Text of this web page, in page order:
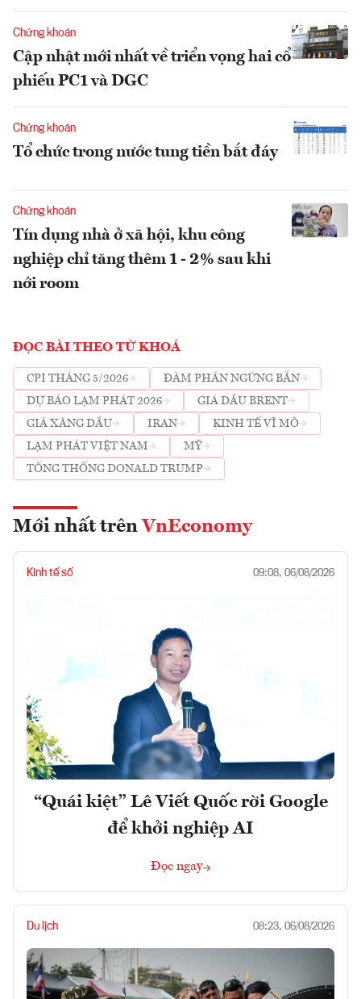
Chứng khoán
Cập nhật mới nhất về triển vọng hai cổ
phiếu PC1 và DGC
Chứng khoán
Tổ chức trong nước tung tiền bắt đáy
Chứng khoán
Tín dụng nhà ở xã hội, khu công
nghiệp chỉ tăng thêm 1 - 2% sau khi
nới room
ĐỌC BÀI THEO TỪ KHOÁ
CPI THÁNG 5/2026
ĐÀM PHÁN NGỪNG BẮN
DỰ BÁO LẠM PHÁT 2026
GIÁ DẦU BRENT
GIÁ XĂNG DẦU
IRAN
KINH TẾ VĨ MÔ
LẠM PHÁT VIỆT NAM
MỸ
TỔNG THỐNG DONALD TRUMP
Mới nhất trên VnEconomy
Kinh tế số 09:08, 06/08/2026
“Quái kiệt” Lê Viết Quốc rời Google
để khởi nghiệp AI
Đọc ngay
Du lịch 08:23, 06/08/2026